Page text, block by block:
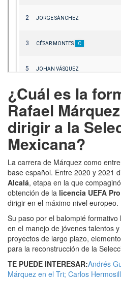
¿Cuál es la
Rafael
dirigir a la
Mexicana?
La carrera de Márquez como
base español. Entre 2020 y 2021
Alcalá, etapa en la que
obtención de la licencia UEFA Pro
dirigir en el máximo nivel europeo.
Su paso por el balompié
en el manejo de jóvenes talentos
proyectos de largo plazo,
para la reconstrucción de la
TE PUEDE INTERESAR:Andrés
Márquez en el Tri; Carlos